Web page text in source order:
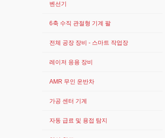
벤선기
6축 수직 관절형 기계 팔
전체 공장 장비 - 스마트 작업장
레이저 응용 장비
AMR 무인 운반차
가공 센터 기계
자동 급료 및 용접 탐지